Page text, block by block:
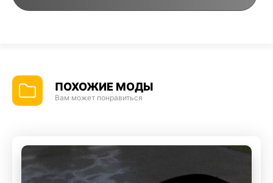
ПОХОЖИЕ МОДЫ
Вам может понравиться